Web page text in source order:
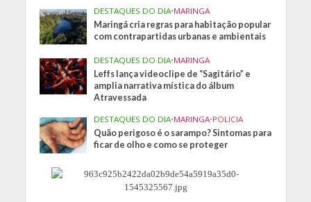
DESTAQUES DO DIA•MARINGA
Maringá cria regras para habitação popular
com contrapartidas urbanas e ambientais
DESTAQUES DO DIA•MARINGA
Leffs lança videoclipe de “Sagitário” e
amplia narrativa mística do álbum
Atravessada
DESTAQUES DO DIA•MARINGA•POLICIA
Quão perigoso é o sarampo? Sintomas para
ficar de olho e como se proteger